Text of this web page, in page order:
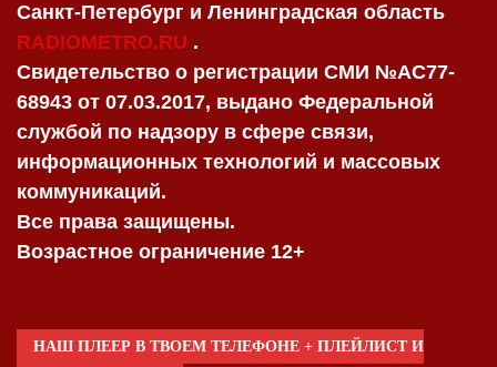
Санкт-Петербург и Ленинградская область
RADIOMETRO.RU .
Свидетельство о регистрации СМИ №AC77-
68943 от 07.03.2017, выдано Федеральной
службой по надзору в сфере связи,
информационных технологий и массовых
коммуникаций.
Все права защищены.
Возрастное ограничение 12+
НАШ ПЛЕЕР В ТВОЕМ ТЕЛЕФОНЕ + ПЛЕЙЛИСТ И